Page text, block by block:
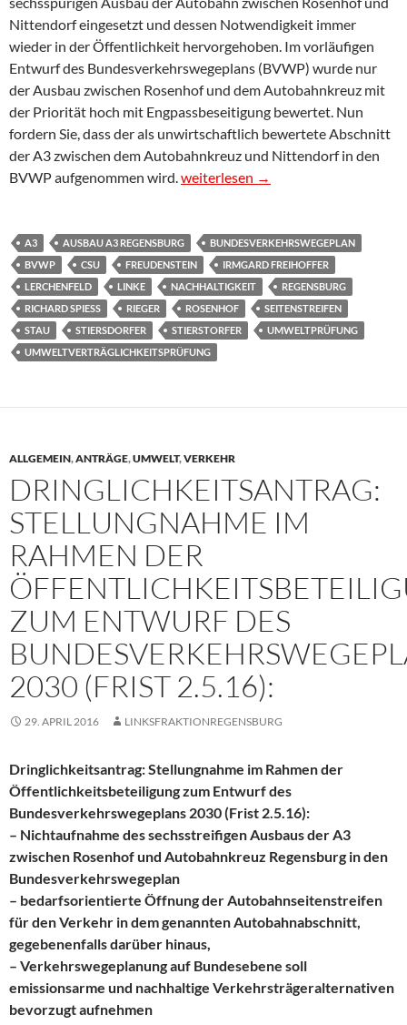
Nittendorf eingesetzt und dessen Notwendigkeit immer
wieder in der Öffentlichkeit hervorgehoben. Im vorläufigen
Entwurf des Bundesverkehrswegeplans (BVWP) wurde nur
der Ausbau zwischen Rosenhof und dem Autobahnkreuz mit
der Priorität hoch mit Engpassbeseitigung bewertet. Nun
fordern Sie, dass der als unwirtschaftlich bewertete Abschnitt
der A3 zwischen dem Autobahnkreuz und Nittendorf in den
BVWP aufgenommen wird. Offener Brief zum
weiterlesen →
A3 AUSBAU A3 REGENSBURG
BUNDESVERKEHRSWEGEPLAN
BVWP
CSU FREUDENSTEIN
IRMGARD FREIHOFFER
LERCHENFELD
LINKE NACHHALTIGKEIT
REGENSBURG
RICHARD SPIESS
RIEGER ROSENHOF
SEITENSTREIFEN
STAU
STIERSDORFER STIERSTORFER
UMWELTPRÜFUNG
UMWELTVERTRÄGLICHKEITSPRÜFUNG
ALLGEMEIN,ANTRÄGE,UMWELT,VERKEHR
DRINGLICHKEITSANTRAG:
STELLUNGNAHME IM
RAHMEN DER
ZUM ENTWURF DES
2030 (FRIST 2.5.16):
29. APRIL 2016 LINKSFRAKTIONREGENSBURG
Dringlichkeitsantrag: Stellungnahme im Rahmen der
Öffentlichkeitsbeteiligung zum Entwurf des
Bundesverkehrswegeplans 2030 (Frist 2.5.16):
– Nichtaufnahme des sechsstreifigen Ausbaus der A3
zwischen Rosenhof und Autobahnkreuz Regensburg in den
Bundesverkehrswegeplan
– bedarfsorientierte Öffnung der Autobahnseitenstreifen
für den Verkehr in dem genannten Autobahnabschnitt,
gegebenenfalls darüber hinaus,
– Verkehrswegeplanung auf Bundesebene soll
emissionsarme und nachhaltige Verkehrsträgeralternativen
bevorzugt aufnehmen